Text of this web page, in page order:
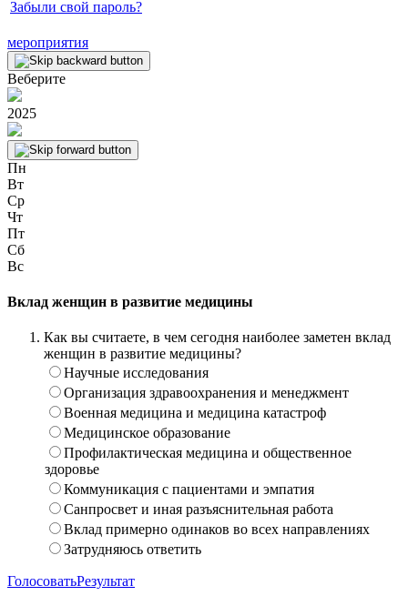
Забыли свой пароль?
мероприятия
Веберите
2025
Пн
Вт
Ср
Чт
Пт
Сб
Вс
Вклад женщин в развитие медицины
Как вы считаете, в чем сегодня наиболее заметен вклад
женщин в развитие медицины?
Научные исследования
Организация здравоохранения и менеджмент
Военная медицина и медицина катастроф
Медицинское образование
Профилактическая медицина и общественное
здоровье
Коммуникация с пациентами и эмпатия
Санпросвет и иная разъяснительная работа
Вклад примерно одинаков во всех направлениях
Затрудняюсь ответить
ГолосоватьРезультат